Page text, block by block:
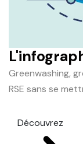
Greenwashing,
RSE sans se
Découvrez